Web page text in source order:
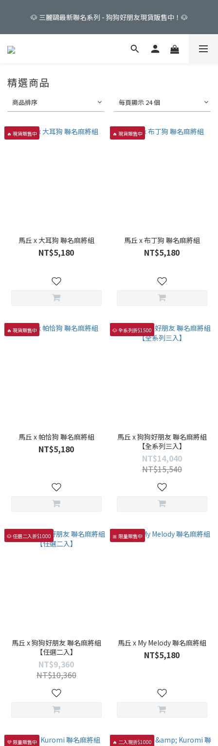
🐶 三麗鷗最新聯名系列 - 狗狗好朋友現貨販售中！🐶
☁️大耳狗 Cinnamoroll☁️   🍮布丁狗 Pompompurin🍮   🥕帕恰狗
🎀 My Melody & Kuromi 💜 限量販售中！
精選商品
商品排序 每頁顯示 24 個
🔥 現貨販售中
馬丘 x 大耳狗 聯名麻將組
NT$5,180
🔥 現貨販售中
馬丘 x 布丁狗 聯名麻將組
NT$5,180
🔥 現貨販售中
馬丘 x 帕恰狗 聯名麻將組
NT$5,180
🐶 全系列折$1500
馬丘 x 狗狗好朋友 聯名麻將組
【全系列三入】
NT$14,040
NT$15,540
🐶 任選二入折$1000
馬丘 x 狗狗好朋友 聯名麻將組
【任選二入】
NT$9,360
NT$10,360
🎀 限量販售中
馬丘 x My Melody 聯名麻將組
NT$5,180
💜 限量販售中 🔥 二入現折$1000